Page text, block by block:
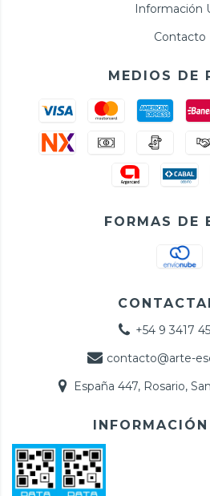
Información
Contacto
MEDIOS DE
FORMAS DE
+54 9 3417
contacto@arte-
España 447, Rosario,